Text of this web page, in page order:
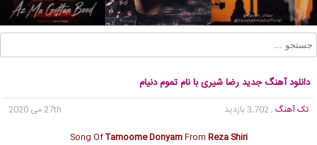
دانلود آهنگ جدید رضا شیری با نام تموم دنیام
تک آهنگ , 3,702 بازدید
27th می 2020
Song OfTamoome DonyamFrom Reza Shiri